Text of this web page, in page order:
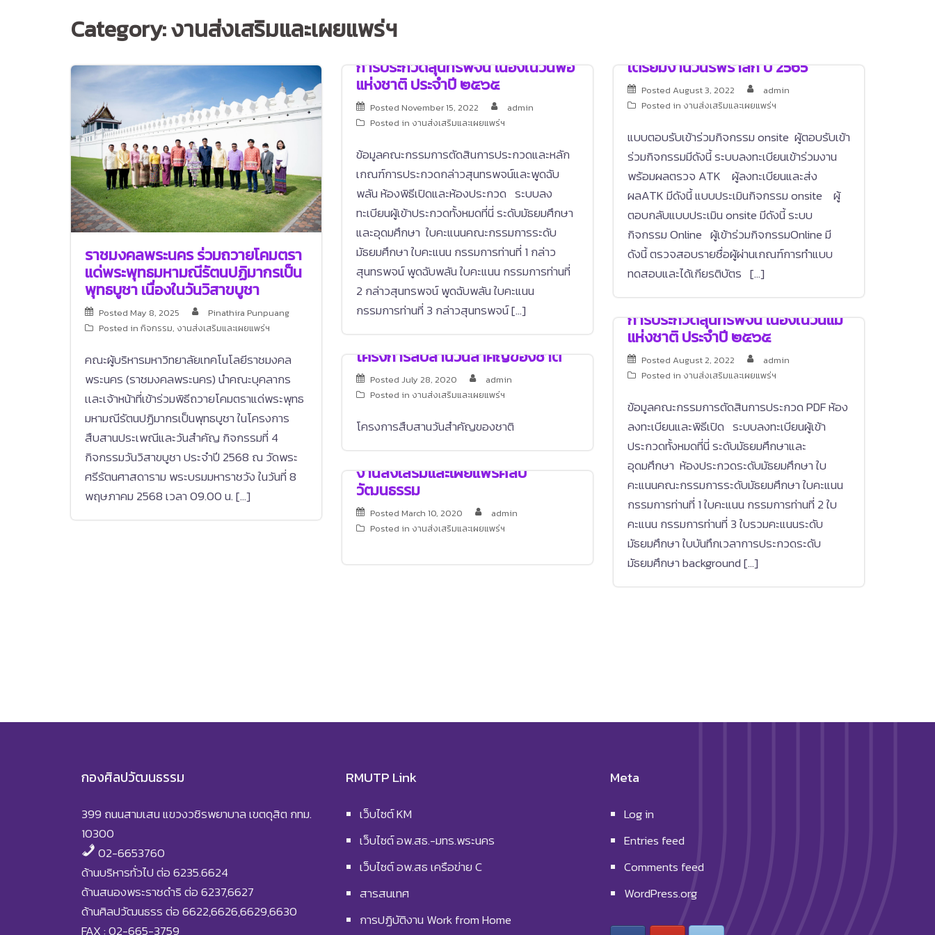
Category:งานส่งเสริมและเผยแพร่ฯ
ราชมงคลพระนคร ร่วมถวายโคมตรา
แด่พระพุทธมหามณีรัตนปฏิมากรเป็น
พุทธบูชา เนื่องในวันวิสาขบูชา
Posted May 8, 2025
Pinathira Punpuang
Posted in กิจกรรม, งานส่งเสริมและเผยแพร่ฯ
คณะผู้บริหารมหาวิทยาลัยเทคโนโลยีราชมงคล
พระนคร (ราชมงคลพระนคร) นำคณะบุคลากร
เเละเจ้าหน้าที่เข้าร่วมพิธีถวายโคมตราแด่พระพุทธ
มหามณีรัตนปฏิมากรเป็นพุทธบูชา ในโครงการ
สืบสานประเพณีและวันสำคัญ กิจกรรมที่ 4
กิจกรรมวันวิสาขบูชา ประจำปี 2568 ณ วัดพระ
ศรีรัตนศาสดาราม พระบรมมหาราชวัง ในวันที่ 8
พฤษภาคม 2568 เวลา 09.00 น. […]
การประกวดสุนทรพจน์ เนื่องในวันพ่อ
แห่งชาติ ประจำปี ๒๕๖๕
Posted November 15, 2022
admin
Posted in งานส่งเสริมและเผยแพร่ฯ
ข้อมูลคณะกรรมการตัดสินการประกวดและหลัก
เกณฑ์การประกวดกล่าวสุนทรพจน์และพูดฉับ
พลัน ห้องพิธีเปิดและห้องประกวด ระบบลง
ทะเบียนผู้เข้าประกวดทั้งหมดที่นี่ ระดับมัธยมศึกษา
และอุดมศึกษา ใบคะแนนคณะกรรมการระดับ
มัธยมศึกษา ใบคะแนน กรรมการท่านที่ 1 กล่าว
สุนทรพจน์ พูดฉับพลัน ใบคะแนน กรรมการท่านที่
2 กล่าวสุนทรพจน์ พูดฉับพลัน ใบคะแนน
กรรมการท่านที่ 3 กล่าวสุนทรพจน์ […]
เตรียมงานวันรพีรำลึก ปี 2565
Posted August 3, 2022
admin
Posted in งานส่งเสริมและเผยแพร่ฯ
แบบตอบรับเข้าร่วมกิจกรรม onsite ผู้ตอบรับเข้า
ร่วมกิจกรรมมีดังนี้ ระบบลงทะเบียนเข้าร่วมงาน
พร้อมผลตรวจ ATK ผู้ลงทะเบียนและส่ง
ผลATK มีดังนี้ แบบประเมินกิจกรรม onsite ผู้
ตอบกลับแบบประเมิน onsite มีดังนี้ ระบบ
กิจกรรม Online ผู้เข้าร่วมกิจกรรมOnline มี
ดังนี้ ตรวจสอบรายชื่อผู้ผ่านเกณฑ์การทำแบบ
ทดสอบและได้เกียรติบัตร […]
การประกวดสุนทรพจน์ เนื่องในวันแม่
แห่งชาติ ประจำปี ๒๕๖๕
Posted August 2, 2022
admin
Posted in งานส่งเสริมและเผยแพร่ฯ
ข้อมูลคณะกรรมการตัดสินการประกวด PDF ห้อง
ลงทะเบียนและพิธีเปิด ระบบลงทะเบียนผู้เข้า
ประกวดทั้งหมดที่นี่ ระดับมัธยมศึกษาและ
อุดมศึกษา ห้องประกวดระดับมัธยมศึกษา ใบ
คะแนนคณะกรรมการระดับมัธยมศึกษา ใบคะแนน
กรรมการท่านที่ 1 ใบคะแนน กรรมการท่านที่ 2 ใบ
คะแนน กรรมการท่านที่ 3 ใบรวมคะแนนระดับ
มัธยมศึกษา ใบบันทึกเวลาการประกวดระดับ
มัธยมศึกษา background […]
โครงการสืบสานวันสำคัญของชาติ
Posted July 28, 2020
admin
Posted in งานส่งเสริมและเผยแพร่ฯ
โครงการสืบสานวันสำคัญของชาติ
งานส่งเสริมและเผยแพร่ศิลป
วัฒนธรรม
Posted March 10, 2020
admin
Posted in งานส่งเสริมและเผยแพร่ฯ
กองศิลปวัฒนธรรม
399 ถนนสามเสน แขวงวชิรพยาบาล เขตดุสิต กทม.
10300
02-6653760
ด้านบริหารทั่วไป ต่อ 6235.6624
ด้านสนองพระราชดำริ ต่อ 6237,6627
ด้านศิลปวัฒนธรร ต่อ 6622,6626,6629,6630
FAX : 02-665-3759
RMUTP Link
เว็บไซต์ KM
เว็บไซต์ อพ.สธ.-มทร.พระนคร
เว็บไซต์ อพ.สธ เครือข่าย C
สารสนเทศ
การปฏิบัติงาน Work from Home
Meta
Log in
Entries feed
Comments feed
WordPress.org